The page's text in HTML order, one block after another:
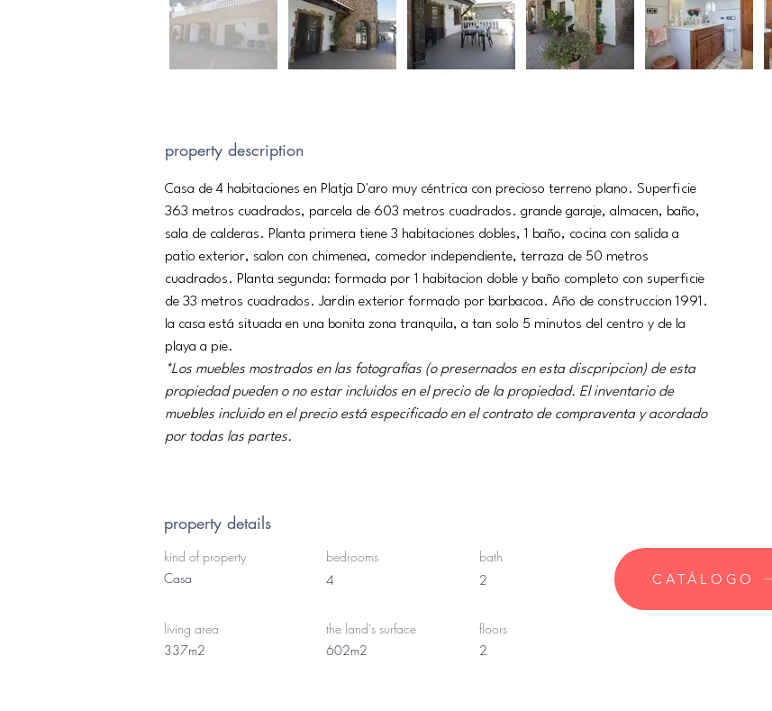
property description
Casa de 4 habitaciones en Platja D'aro muy céntrica con precioso terreno plano. Superficie
363 metros cuadrados, parcela de 603 metros cuadrados. grande garaje, almacen, baño,
sala de calderas. Planta primera tiene 3 habitaciones dobles, 1 baño, cocina con salida a
patio exterior, salon con chimenea, comedor independiente, terraza de 50 metros
cuadrados. Planta segunda: formada por 1 habitacion doble y baño completo con superficie
de 33 metros cuadrados. Jardin exterior formado por barbacoa. Año de construccion 1991.
la casa está situada en una bonita zona tranquila, a tan solo 5 minutos del centro y de la
playa a pie.
*Los muebles mostrados en las fotografías (o presernados en esta discpripcion) de esta
propiedad pueden o no estar incluidos en el precio de la propiedad. El inventario de
muebles incluido en el precio está especificado en el contrato de compraventa y acordado
por todas las partes.
property details
kind of property
Casa
bedrooms
4
bath
2
CATÁLOGO
living area
337m2
the land's surface
602m2
floors
2